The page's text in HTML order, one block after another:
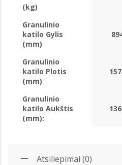
(kg)
Granulinio
katilo Gylis
(mm)
Granulinio
katilo Plotis
(mm)
Granulinio
katilo Aukštis
(mm):
Atsiliepimai (0)